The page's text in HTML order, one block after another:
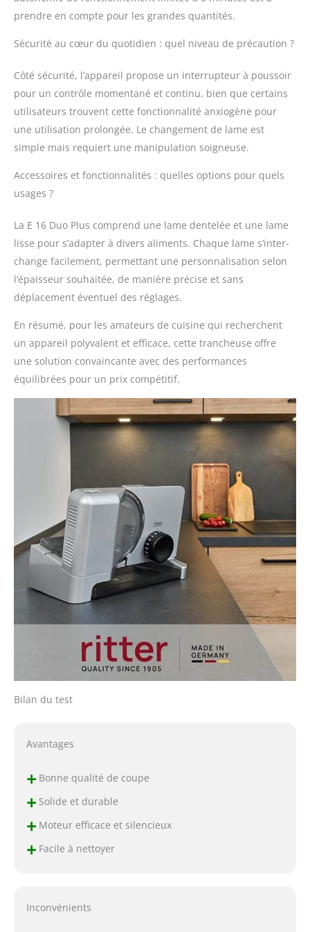
avons accumulé une
l'utilisons dans notre
proposer de nouvelles
technologies avec notre
DURABLE : Nos produits
bénéficient d'une
grande qualité de
fabrication et sont
quelque chose casse,
de le réparer.
prendre en compte pour les grandes quantités.
Sécurité au cœur du quotidien : quel niveau de précaution ?
Côté sécurité, l’appareil propose un interrupteur à poussoir
pour un contrôle momentané et continu, bien que certains
utilisateurs trouvent cette fonctionnalité anxiogène pour
une utilisation prolongée. Le changement de lame est
simple mais requiert une manipulation soigneuse.
Accessoires et fonctionnalités : quelles options pour quels
usages ?
La E 16 Duo Plus comprend une lame dentelée et une lame
lisse pour s’adapter à divers aliments. Chaque lame s’inter-
change facilement, permettant une personnalisation selon
l’épaisseur souhaitée, de manière précise et sans
déplacement éventuel des réglages.
En résumé, pour les amateurs de cuisine qui recherchent
un appareil polyvalent et efficace, cette trancheuse offre
une solution convaincante avec des performances
équilibrées pour un prix compétitif.
Bilan du test
Avantages
+Bonne qualité de coupe
+Solide et durable
+Moteur efficace et silencieux
+Facile à nettoyer
Inconvénients